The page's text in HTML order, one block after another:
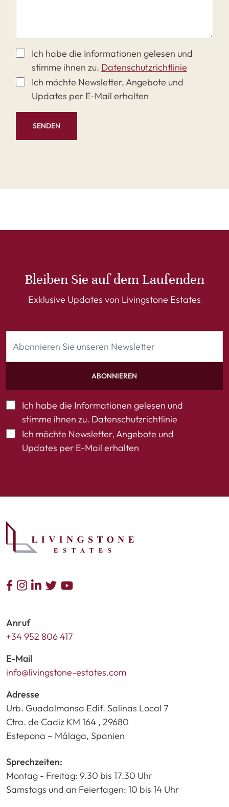
Ich habe die Informationen gelesen und
stimme ihnen zu. Datenschutzrichtlinie
Ich möchte Newsletter, Angebote und
Updates per E-Mail erhalten
SENDEN
Bleiben Sie auf dem Laufenden
Exklusive Updates von Livingstone Estates
ABONNIEREN
Ich habe die Informationen gelesen und
stimme ihnen zu. Datenschutzrichtlinie
Ich möchte Newsletter, Angebote und
Updates per E-Mail erhalten
Anruf
+34 952 806 417
E-Mail
info@livingstone-estates.com
Adresse
Urb. Guadalmansa Edif. Salinas Local 7
Ctra. de Cadiz KM 164 , 29680
Estepona – Málaga, Spanien
Sprechzeiten:
Montag - Freitag: 9.30 bis 17.30 Uhr
Samstags und an Feiertagen: 10 bis 14 Uhr